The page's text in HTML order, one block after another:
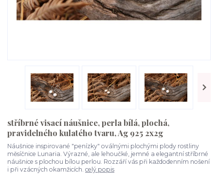
stříbrné visací náušnice, perla bílá, plochá,
pravidelného kulatého tvaru, Ag 925 2x2g
Náušnice inspirované "penízky" oválnými plochými plody rostliny
měsíčnice Lunaria. Výrazné, ale lehoučké, jemné a elegantní stříbrné
náušnice s plochou bílou perlou. Rozzáří vás při každodenním nošení
i při vzácných okamžicích. celý popis